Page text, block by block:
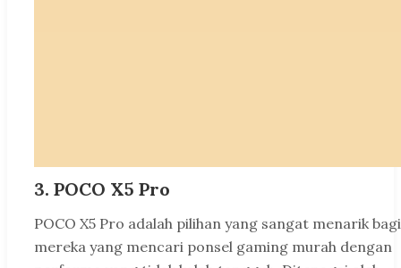
3. POCO X5 Pro
POCO X5 Pro adalah pilihan yang sangat menarik bagi
mereka yang mencari ponsel gaming murah dengan